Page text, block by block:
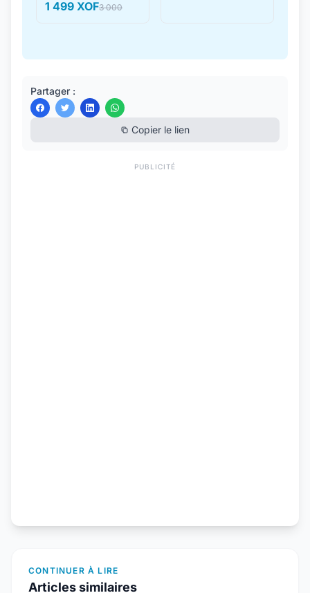
1 499 XOF3 000
Partager :
Copier le lien
PUBLICITÉ
CONTINUER À LIRE
Articles similaires